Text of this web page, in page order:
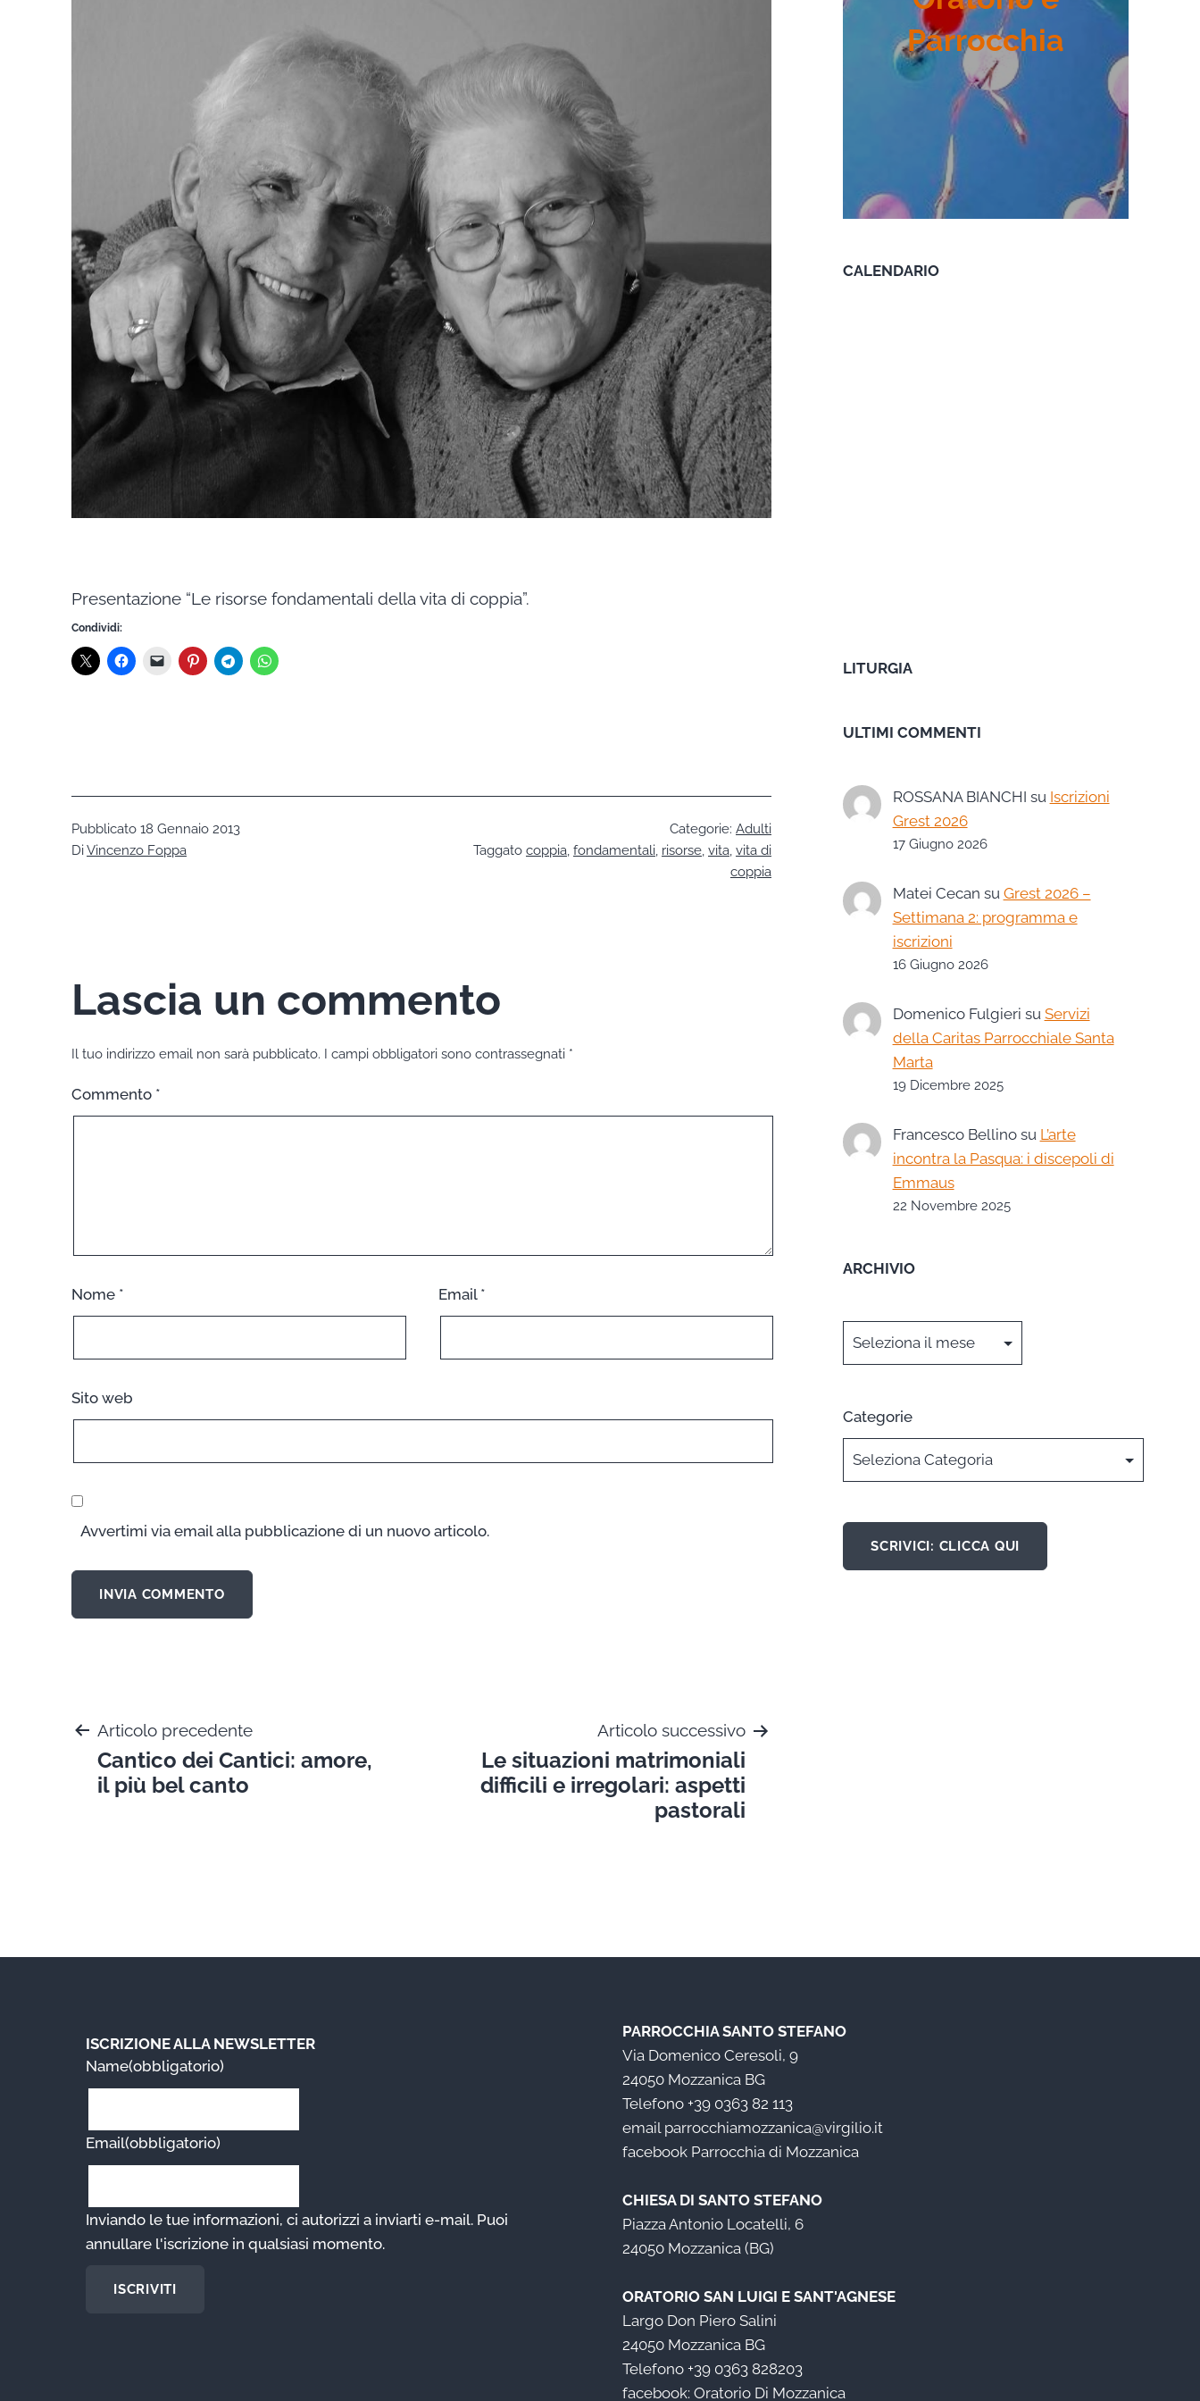
Presentazione “Le risorse fondamentali della vita di coppia”.
Condividi:
Pubblicato 18 Gennaio 2013
DiVincenzo Foppa
Categorie: Adulti
Taggato coppia, fondamentali, risorse, vita, vita di
coppia
Lascia un commento
Il tuo indirizzo email non sarà pubblicato. I campi obbligatori sono contrassegnati *
Commento *
Nome * Email *
Sito web
Avvertimi via email alla pubblicazione di un nuovo articolo.
Navigazione
articoli
Articolo precedente
Cantico dei Cantici: amore,
il più bel canto
Articolo successivo
Le situazioni matrimoniali
difficili e irregolari: aspetti
pastorali
Parrocchia
CALENDARIO
LITURGIA
ULTIMI COMMENTI
ROSSANA BIANCHI su Iscrizioni
Grest 2026
17 Giugno 2026
Matei Cecan su Grest 2026 –
Settimana 2: programma e
iscrizioni
16 Giugno 2026
Domenico Fulgieri su Servizi
della Caritas Parrocchiale Santa
Marta
19 Dicembre 2025
Francesco Bellinosu L’arte
incontra la Pasqua: i discepoli di
Emmaus
22 Novembre 2025
ARCHIVIO
Categorie
SCRIVICI: CLICCA QUI
ISCRIZIONE ALLA NEWSLETTER
Name(obbligatorio)
Email(obbligatorio)
Inviando le tue informazioni, ci autorizzi a inviarti e-mail. Puoi
annullare l'iscrizione in qualsiasi momento.
ISCRIVITI
PARROCCHIA SANTO STEFANO
Via Domenico Ceresoli, 9
24050 Mozzanica BG
Telefono +39 0363 82 113
email parrocchiamozzanica@virgilio.it
facebook Parrocchia di Mozzanica
CHIESA DI SANTO STEFANO
Piazza Antonio Locatelli, 6
24050 Mozzanica (BG)
ORATORIO SAN LUIGI E SANT'AGNESE
Largo Don Piero Salini
24050 Mozzanica BG
Telefono +39 0363 828203
facebook: Oratorio Di Mozzanica